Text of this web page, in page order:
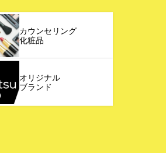
カウンセリング
化粧品
オリジナル
ブランド